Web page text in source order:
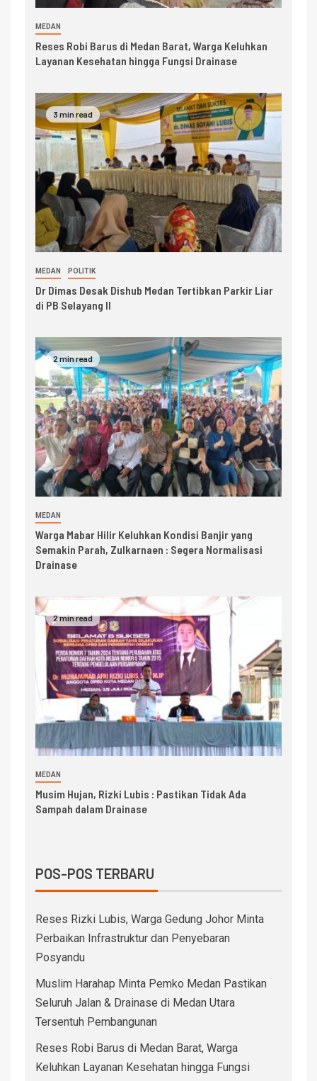
MEDAN
Reses Robi Barus di Medan Barat, Warga Keluhkan
Layanan Kesehatan hingga Fungsi Drainase
3 min read
MEDAN POLITIK
Dr Dimas Desak Dishub Medan Tertibkan Parkir Liar
di PB Selayang II
2 min read
MEDAN
Warga Mabar Hilir Keluhkan Kondisi Banjir yang
Semakin Parah, Zulkarnaen : Segera Normalisasi
Drainase
2 min read
MEDAN
Musim Hujan, Rizki Lubis : Pastikan Tidak Ada
Sampah dalam Drainase
POS-POS TERBARU
Reses Rizki Lubis, Warga Gedung Johor Minta
Perbaikan Infrastruktur dan Penyebaran
Posyandu
Muslim Harahap Minta Pemko Medan Pastikan
Seluruh Jalan & Drainase di Medan Utara
Tersentuh Pembangunan
Reses Robi Barus di Medan Barat, Warga
Keluhkan Layanan Kesehatan hingga Fungsi